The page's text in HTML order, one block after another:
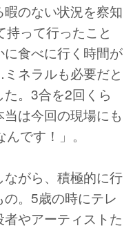
のない状況を察知
持って行ったこと
食べに行く時間が
ネラルも必要だと
。3合を2回くら
は今回の現場にも
です！」。
がら、積極的に行
。5歳の時にテレ
やアーティストた